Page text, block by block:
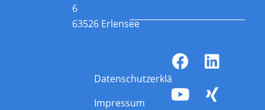
6
63526 Erlensee
Datenschutzerklärung
Impressum